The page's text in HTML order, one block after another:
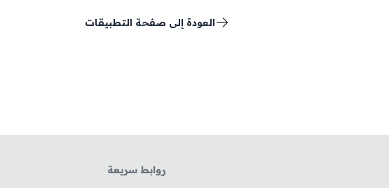
العودة إلى صفحة التطبيقات
روابط سريعة